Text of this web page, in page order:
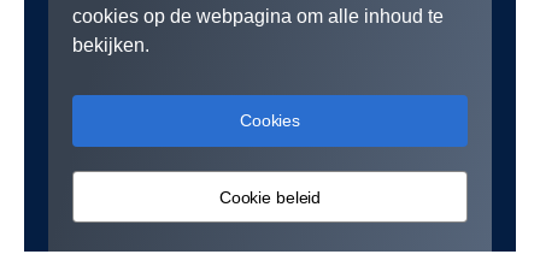
cookies op de webpagina om alle inhoud te
bekijken.
Cookies
Cookie beleid